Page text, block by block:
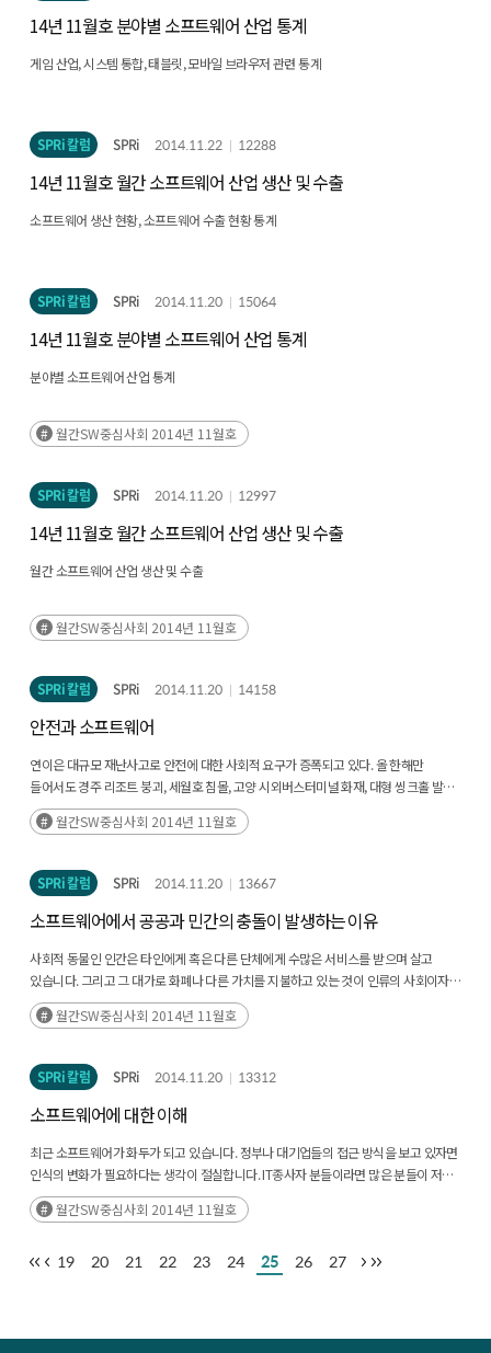
14년 11월호 분야별 소프트웨어 산업 통계
게임 산업, 시스템 통합, 태블릿, 모바일 브라우저 관련 통계
SPRi 칼럼 SPRi 2014.11.22 12288
14년 11월호 월간 소프트웨어 산업 생산 및 수출
소프트웨어 생산 현황, 소프트웨어 수출 현황 통계
SPRi 칼럼 SPRi 2014.11.20 15064
14년 11월호 분야별 소프트웨어 산업 통계
분야별 소프트웨어 산업 통계
월간SW중심사회 2014년 11월호
SPRi 칼럼 SPRi 2014.11.20 12997
14년 11월호 월간 소프트웨어 산업 생산 및 수출
월간 소프트웨어 산업 생산 및 수출
월간SW중심사회 2014년 11월호
SPRi 칼럼 SPRi 2014.11.20 14158
안전과 소프트웨어
연이은 대규모 재난사고로 안전에 대한 사회적 요구가 증폭되고 있다. 올 한해만
들어서도 경주 리조트 붕괴, 세월호 침몰, 고양 시외버스터미널 화재, 대형 씽크홀 발생,
부산·울산의 기록적인 폭우, 판교 환풍구 추락사고 등 많은 인명을 앗아가는 안타까운
사고들이 이어지고 있다. 우리 사회의 안전체계에 대한 철저한 점검과 대책 마련을 통해
월간SW중심사회 2014년 11월호
SPRi 칼럼 SPRi 2014.11.20 13667
소프트웨어에서 공공과 민간의 충돌이 발생하는 이유
사회적 동물인 인간은 타인에게 혹은 다른 단체에게 수많은 서비스를 받으며 살고
있습니다. 그리고 그 대가로 화폐나 다른 가치를 지불하고 있는 것이 인류의 사회이자
경제시스템입니다. 경제시스템의 기업이 제공하는 서비스는 기업의 이윤을 위해
제공됩니다.
월간SW중심사회 2014년 11월호
SPRi 칼럼 SPRi 2014.11.20 13312
소프트웨어에 대한 이해
최근 소프트웨어가 화두가 되고 있습니다. 정부나 대기업들의 접근 방식을 보고 있자면
인식의 변화가 필요하다는 생각이 절실합니다. IT종사자 분들이라면 많은 분들이 저와
비슷한 생각을 하십니다. 그러나 소프트웨어 분야를 잘 모르시는 분들이라면
소프트웨어가 무엇이 다른지 알기 어렵습니다. 도대체 소프트웨어는 무엇이 다를까요?
월간SW중심사회 2014년 11월호
19 20 21 22 23 24 25 26 27